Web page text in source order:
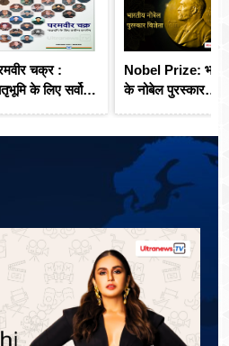
चक्र :
के लिए सर्वोच्च
Nobel Prize: भारत
के नोबेल पुरस्कार